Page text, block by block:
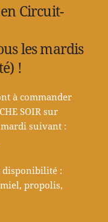
Circuit-
les mardis
!
à commander
SOIR sur
suivant :
disponibilité :
propolis,